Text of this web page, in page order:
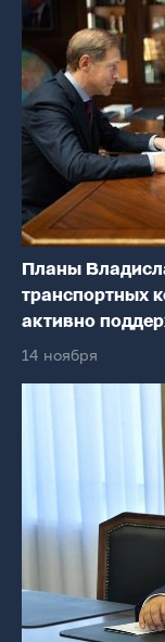
Планы
транспортных
активно
14 ноября